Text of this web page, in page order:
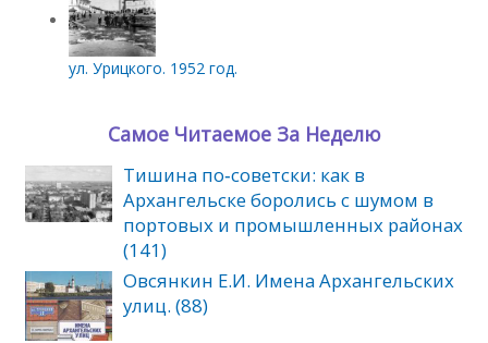
ул. Урицкого. 1952 год.
Самое Читаемое За Неделю
Тишина по‑советски: как в
Архангельске боролись с шумом в
портовых и промышленных районах
(141)
Овсянкин Е.И. Имена Архангельских
улиц. (88)